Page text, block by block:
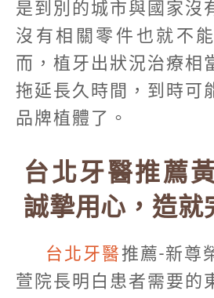
是到別的城市與國家沒
沒有相關零件也就不
而，植牙出狀況治療相
拖延長久時間，到時可
品牌植體了。
台北牙醫推薦
誠摯用心，造就
台北牙醫 推薦-新尊
萱院長明白患者需要的